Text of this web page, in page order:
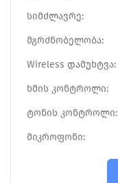
სიმძლავრე:
მგრძნობელობა:
Wireless დამუხტვა:
ხმის კონტროლი:
ტონის კონტროლი:
მიკროფონი: